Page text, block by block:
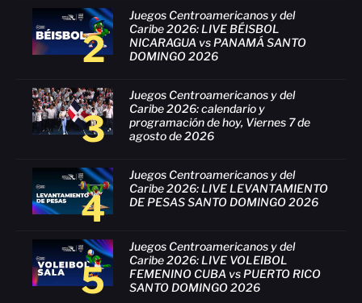
2
Juegos Centroamericanos y del
Caribe 2026: LIVE BÉISBOL
NICARAGUA vs PANAMÁ SANTO
DOMINGO 2026
3
Juegos Centroamericanos y del
Caribe 2026: calendario y
programación de hoy, Viernes 7 de
agosto de 2026
4
Juegos Centroamericanos y del
Caribe 2026: LIVE LEVANTAMIENTO
DE PESAS SANTO DOMINGO 2026
5
Juegos Centroamericanos y del
Caribe 2026: LIVE VOLEIBOL
FEMENINO CUBA vs PUERTO RICO
SANTO DOMINGO 2026